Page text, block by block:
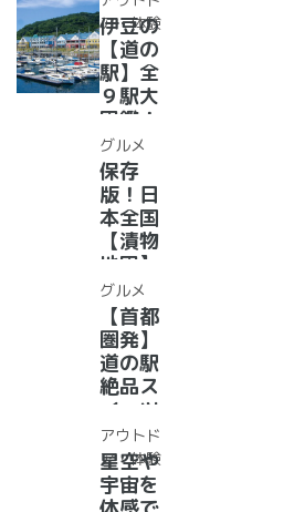
ー28
選
水族館
がある
道の駅
１０
選〜
【全
国】
ア・体験
伊豆の
【道の
駅】全
９駅大
図鑑！
2022
年最新
グル
メ・お
土産を
まとめ
てご紹
介！＋
愛犬の
駅
グルメ
保存
版！日
本全国
【漬物
地図】
付き！
道の駅
で「ご
当地お
漬物」
めぐり
グルメ
【首都
圏発】
道の駅
絶品ス
イーツ
37
選！人
気のソ
フトク
アウトド
ア・体験
星空や
宇宙を